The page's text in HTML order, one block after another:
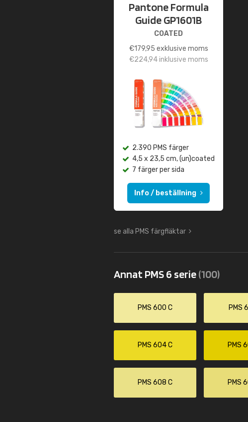
Pantone Formula
Guide GP1601B
COATED
€179,95 exklusive moms
€224,94inklusive moms
2.390 PMS färger
4,5 x 23,5 cm, (un)coated
7 färger per sida
Info / beställning
se alla PMS färgfläktar
Annat PMS 6 serie(100)
PMS 600 C PMS
PMS 604 C PMS
PMS 608 C PMS